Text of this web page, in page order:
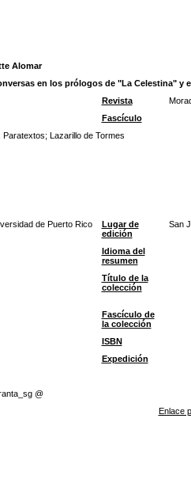
Alomar
en los prólogos de "La Celestina" y
Revista
Fascículo
Paratextos; Lazarillo de Tormes
de Puerto Rico
Lugar de
edición
San
Idioma del
resumen
Título de la
colección
Fascículo de
la colección
ISBN
Expedición
@
Enlace